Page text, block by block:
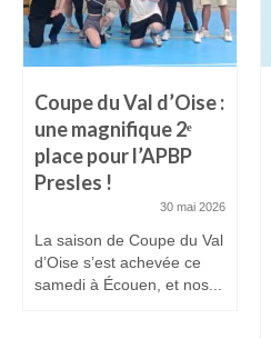
Coupe du Val d’Oise :
une magnifique 2ᵉ
place pour l’APBP
Presles !
30 mai 2026
La saison de Coupe du Val
d’Oise s’est achevée ce
samedi à Écouen, et nos...